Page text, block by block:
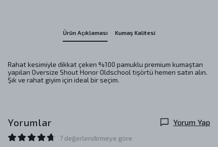
Ürün Açıklaması Kumaş Kalitesi
Rahat kesimiyle dikkat çeken %100 pamuklu premium kumaştan
yapılan Oversize Shout Honor Oldschool tişörtü hemen satın alın.
Şık ve rahat giyim için ideal bir seçim.
Yorumlar Yorum Yap
7 değerlendirmeye göre